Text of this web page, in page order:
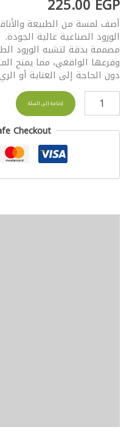
225.00 EGP
أضف لمسة من الطبيعة
الورود الصناعية عالية الجودة.
مصممة بدقة لتشبه الورود
وفرعها الواقعي، مما يمنح
دون الحاجة إلى العناية أو
إضافة إلى السلة
Checkout